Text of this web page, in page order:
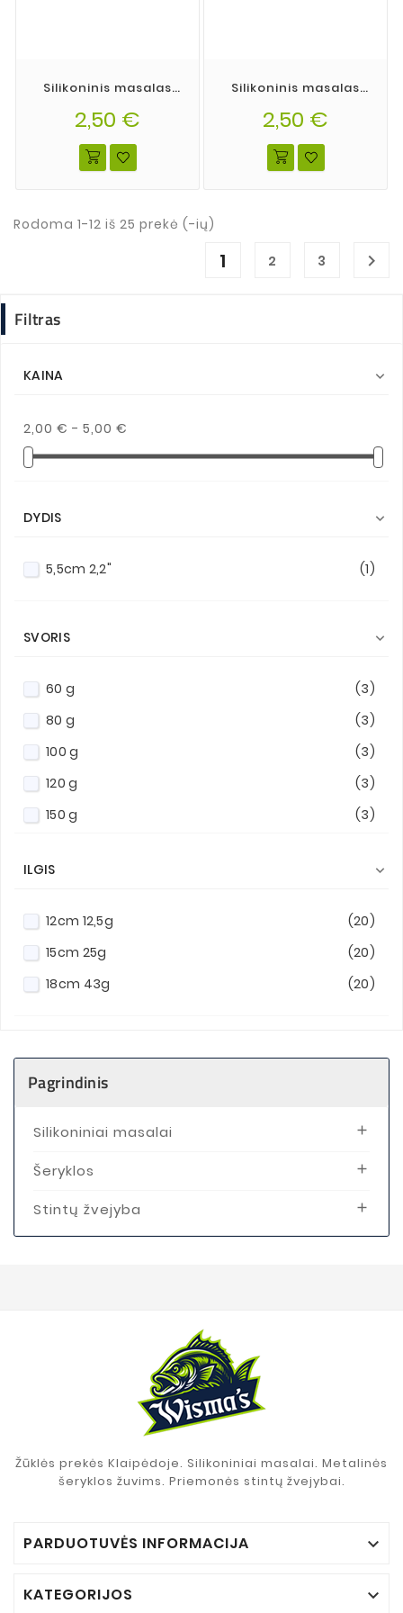
Silikoninis masalas
spalva 14
2,50 €
Silikoninis masalas
spalva 13
2,50 €
Rodoma 1-12 iš 25 prekė (-ių)
1 2 3 
Filtras
KAINA 
2,00 € - 5,00 €
DYDIS 
5,5cm 2,2" (1)
SVORIS 
60 g
(3)
80 g
(3)
100 g
(3)
120 g
(3)
150 g
(3)
105 g
ILGIS 
12cm 12,5g
(20)
15cm 25g
(20)
18cm 43g
(20)
Pagrindinis
Silikoniniai masalai 
Šeryklos 
Stintų žvejyba 
Žūklės prekės Klaipėdoje. Silikoniniai masalai. Metalinės
šeryklos žuvims. Priemonės stintų žvejybai.
PARDUOTUVĖS INFORMACIJA 
KATEGORIJOS 